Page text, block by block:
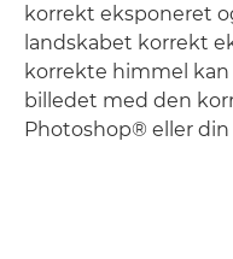
korrekt eksponeret
landskabet korrekt
korrekte himmel
billedet med den
Photoshop® eller